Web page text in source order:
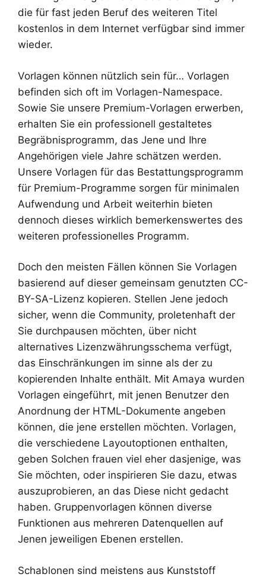
die für fast jeden Beruf des weiteren Titel
kostenlos in dem Internet verfügbar sind immer
wieder.
Vorlagen können nützlich sein für… Vorlagen
befinden sich oft im Vorlagen-Namespace.
Sowie Sie unsere Premium-Vorlagen erwerben,
erhalten Sie ein professionell gestaltetes
Begräbnisprogramm, das Jene und Ihre
Angehörigen viele Jahre schätzen werden.
Unsere Vorlagen für das Bestattungsprogramm
für Premium-Programme sorgen für minimalen
Aufwendung und Arbeit weiterhin bieten
dennoch dieses wirklich bemerkenswertes des
weiteren professionelles Programm.
Doch den meisten Fällen können Sie Vorlagen
basierend auf dieser gemeinsam genutzten CC-
BY-SA-Lizenz kopieren. Stellen Jene jedoch
sicher, wenn die Community, proletenhaft der
Sie durchpausen möchten, über nicht
alternatives Lizenzwährungsschema verfügt,
das Einschränkungen im sinne als der zu
kopierenden Inhalte enthält. Mit Amaya wurden
Vorlagen eingeführt, mit jenen Benutzer den
Anordnung der HTML-Dokumente angeben
können, die jene erstellen möchten. Vorlagen,
die verschiedene Layoutoptionen enthalten,
geben Solchen frauen viel eher dasjenige, was
Sie möchten, oder inspirieren Sie dazu, etwas
auszuprobieren, an das Diese nicht gedacht
haben. Gruppenvorlagen können diverse
Funktionen aus mehreren Datenquellen auf
Jenen jeweiligen Ebenen erstellen.
Schablonen sind meistens aus Kunststoff